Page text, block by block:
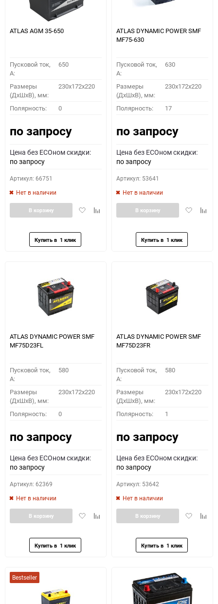
ATLAS AGM 35-650
Пусковой ток,
A:
650
Размеры
(ДхШхВ), мм:
230x172x220
Полярность: 0
по запросу
Цена без ECOном скидки:
по запросу
Артикул: 66751
Нет в наличии
ДобавитьДобавить
В корзину
ATLAS DYNAMIC POWER SMF
MF75-630
Пусковой ток,
A:
630
Размеры
(ДхШхВ), мм:
230x172x220
Полярность: 17
по запросу
Цена без ECOном скидки:
по запросу
Артикул: 53641
Нет в наличии
Добавить
В корзину
ATLAS DYNAMIC POWER SMF
MF75D23FL
Пусковой ток,
A:
580
Размеры
(ДхШхВ), мм:
230x172x220
Полярность: 0
по запросу
Цена без ECOном скидки:
по запросу
Артикул: 62369
Нет в наличии
ДобавитьДобавить
В корзину
ATLAS DYNAMIC POWER SMF
MF75D23FR
Пусковой ток,
A:
580
Размеры
(ДхШхВ), мм:
230x172x220
Полярность: 1
по запросу
Цена без ECOном скидки:
по запросу
Артикул: 53642
Нет в наличии
Добавить
В корзину
Bestseller